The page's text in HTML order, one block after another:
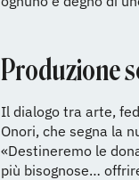
Produzione
Il dialogo tra arte,
Onori, che segna la
«Destineremo le
più bisognose…